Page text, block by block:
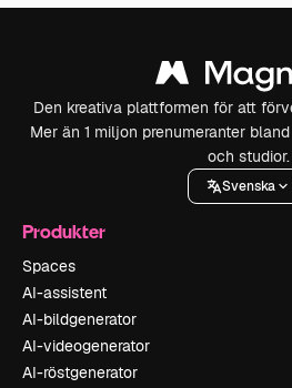
Den kreativa plattformen för att
Mer än 1 miljon prenumeranter
och studior.
Svenska
Produkter
Spaces
AI-assistent
AI-bildgenerator
AI-videogenerator
AI-röstgenerator